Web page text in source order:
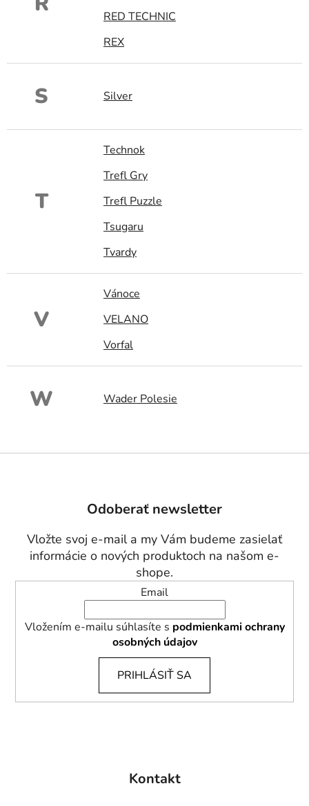
RED TECHNIC
REX
S Silver
T
Technok
Trefl Gry
Trefl Puzzle
Tsugaru
Tvardy
V
Vánoce
VELANO
Vorfal
W Wader Polesie
Odoberať newsletter
Vložte svoj e-mail a my Vám budeme zasielať
informácie o nových produktoch na našom e-
shope.
Email
Vložením e-mailu súhlasíte s podmienkami ochrany
osobných údajov
PRIHLÁSIŤ SA
Kontakt